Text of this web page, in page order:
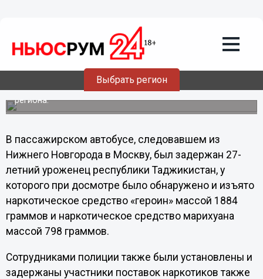
Выбрать регион
Уроженец Таджикистана задержан с
партией марихуаны и героина в
Задержание произошло вчера, 6 июля, около 10:00 на
402 километре трассы Москва-Уфа, сообщает ГУВД
региона.
В пассажирском автобусе, следовавшем из
Нижнего Новгорода в Москву, был задержан 27-
летний уроженец республики Таджикистан, у
которого при досмотре было обнаружено и изъято
наркотическое средство «героин» массой 1884
граммов и наркотическое средство марихуана
массой 798 граммов.
Сотрудниками полиции также были установлены и
задержаны участники поставок наркотиков также